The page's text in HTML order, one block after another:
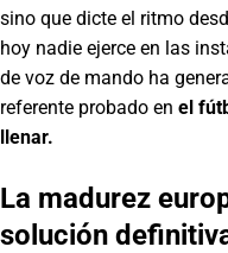
sino que dicte el ritmo
hoy nadie ejerce en las
de voz de mando ha
referente probado en el
llenar.
La madurez
solución